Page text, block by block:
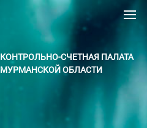
КОНТРОЛЬНО-СЧЕТНАЯ ПАЛАТА
МУРМАНСКОЙ ОБЛАСТИ